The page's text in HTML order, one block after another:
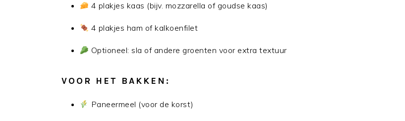
4 plakjes kaas (bijv. mozzarella of goudse kaas)
4 plakjes ham of kalkoenfilet
Optioneel: sla of andere groenten voor extra textuur
VOOR HET BAKKEN:
Paneermeel (voor de korst)